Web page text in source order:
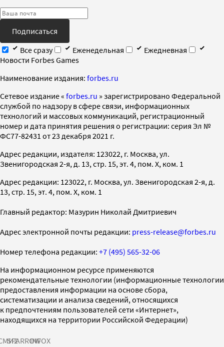
Подписаться
Все сразу
Еженедельная
Ежедневная
Новости Forbes Games
Наименование издания: forbes.ru
Cетевое издание « forbes.ru » зарегистрировано Федеральной
службой по надзору в сфере связи, информационных
технологий и массовых коммуникаций, регистрационный
номер и дата принятия решения о регистрации: серия Эл №
ФС77-82431 от 23 декабря 2021 г.
Адрес редакции, издателя: 123022, г. Москва, ул.
Звенигородская 2-я, д. 13, стр. 15, эт. 4, пом. X, ком. 1
Адрес редакции: 123022, г. Москва, ул. Звенигородская 2-я, д.
13, стр. 15, эт. 4, пом. X, ком. 1
Главный редактор: Мазурин Николай Дмитриевич
Адрес электронной почты редакции: press-release@forbes.ru
Номер телефона редакции: +7 (495) 565-32-06
На информационном ресурсе применяются
рекомендательные технологии (информационные технологии
предоставления информации на основе сбора,
систематизации и анализа сведений, относящихся
к предпочтениям пользователей сети «Интернет»,
находящихся на территории Российской Федерации)
SPARROWINFOX